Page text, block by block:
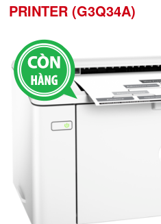
PRINTER (G3Q34A)